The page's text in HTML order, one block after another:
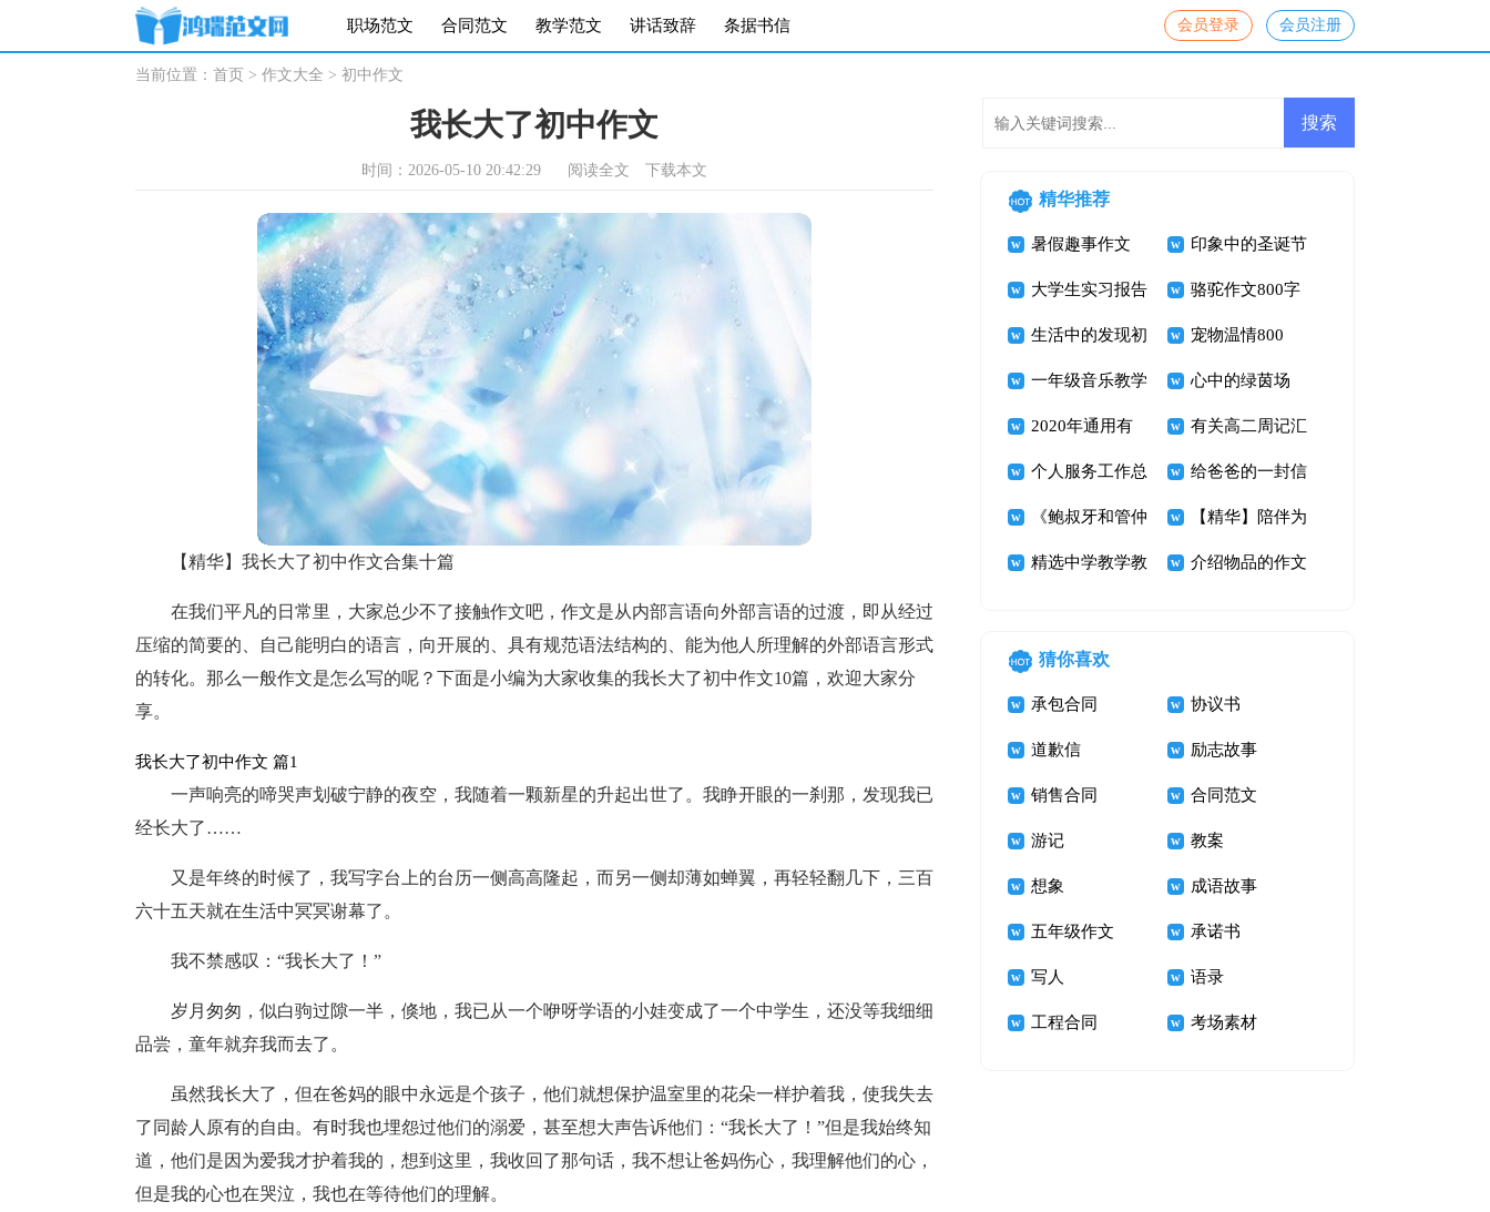
职场范文 合同范文 教学范文 讲话致辞 条据书信 会员登录 会员注册
当前位置： 首页 > 作文大全 > 初中作文
我长大了初中作文
时间：2026-05-10 20:42:29 阅读全文 下载本文
【精华】我长大了初中作文合集十篇
在我们平凡的日常里，大家总少不了接触作文吧，作文是从内部言语向外部言语的过渡，即从经过
压缩的简要的、自己能明白的语言，向开展的、具有规范语法结构的、能为他人所理解的外部语言形式
的转化。那么一般作文是怎么写的呢？下面是小编为大家收集的我长大了初中作文10篇，欢迎大家分
享。
我长大了初中作文 篇1
一声响亮的啼哭声划破宁静的夜空，我随着一颗新星的升起出世了。我睁开眼的一刹那，发现我已
经长大了……
又是年终的时候了，我写字台上的台历一侧高高隆起，而另一侧却薄如蝉翼，再轻轻翻几下，三百
六十五天就在生活中冥冥谢幕了。
我不禁感叹：“我长大了！”
岁月匆匆，似白驹过隙一半，倏地，我已从一个咿呀学语的小娃变成了一个中学生，还没等我细细
品尝，童年就弃我而去了。
虽然我长大了，但在爸妈的眼中永远是个孩子，他们就想保护温室里的花朵一样护着我，使我失去
了同龄人原有的自由。有时我也埋怨过他们的溺爱，甚至想大声告诉他们：“我长大了！”但是我始终知
道，他们是因为爱我才护着我的，想到这里，我收回了那句话，我不想让爸妈伤心，我理解他们的心，
但是我的心也在哭泣，我也在等待他们的理解。
精华推荐
暑假趣事作文 印象中的圣诞节
_圣诞节的记忆
作文600字
大学生实习报告 骆驼作文800字
生活中的发现初
中作文
宠物温情800
字，有关宠物的
作文
一年级音乐教学
工作总结汇编七
篇
心中的绿茵场
2020年通用有
凝聚力的企业口
号大汇总50条
有关高二周记汇
编五篇
个人服务工作总
结范文汇编六篇
给爸爸的一封信
《鲍叔牙和管仲
的故事》读后感
【精华】陪伴为
话题作文十篇
精选中学教学教 介绍物品的作文
猜你喜欢
承包合同 协议书
道歉信 励志故事
销售合同 合同范文
游记 教案
想象 成语故事
五年级作文 承诺书
写人 语录
工程合同 考场素材